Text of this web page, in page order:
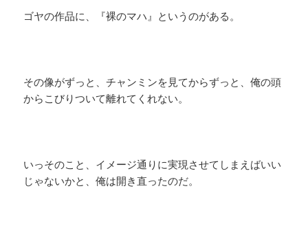
ゴヤの作品に、『裸のマハ』というのがある。
その像がずっと、チャンミンを見てからずっと、俺の頭
からこびりついて離れてくれない。
いっそのこと、イメージ通りに実現させてしまえばいい
じゃないかと、俺は開き直ったのだ。